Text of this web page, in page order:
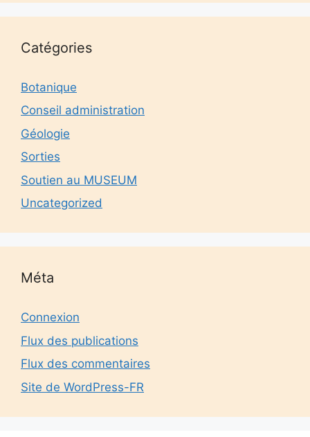
Catégories
Botanique
Conseil administration
Géologie
Sorties
Soutien au MUSEUM
Uncategorized
Méta
Connexion
Flux des publications
Flux des commentaires
Site de WordPress-FR